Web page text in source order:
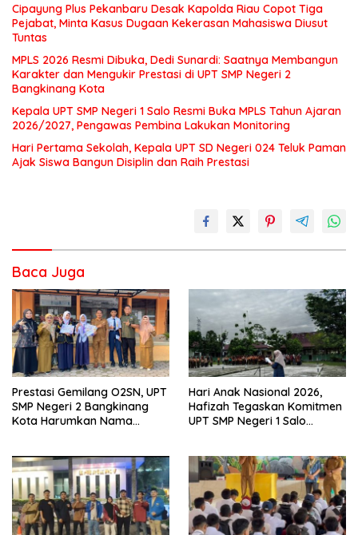
Cipayung Plus Pekanbaru Desak Kapolda Riau Copot Tiga
Pejabat, Minta Kasus Dugaan Kekerasan Mahasiswa Diusut
Tuntas
MPLS 2026 Resmi Dibuka, Dedi Sunardi: Saatnya Membangun
Karakter dan Mengukir Prestasi di UPT SMP Negeri 2
Bangkinang Kota
Kepala UPT SMP Negeri 1 Salo Resmi Buka MPLS Tahun Ajaran
2026/2027, Pengawas Pembina Lakukan Monitoring
Hari Pertama Sekolah, Kepala UPT SD Negeri 024 Teluk Paman
Ajak Siswa Bangun Disiplin dan Raih Prestasi
Baca Juga
Prestasi Gemilang O2SN, UPT
SMP Negeri 2 Bangkinang
Kota Harumkan Nama
Hari Anak Nasional 2026,
Hafizah Tegaskan Komitmen
UPT SMP Negeri 1 Salo